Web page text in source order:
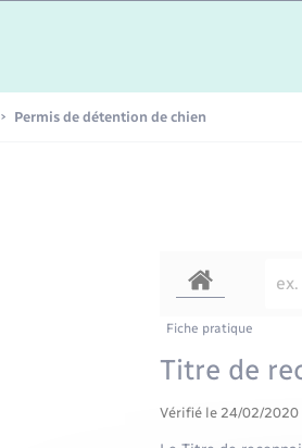
– Jeunes
Permis de détention de chien
Fiche pratique
Titre de
Vérifié le 24/02/